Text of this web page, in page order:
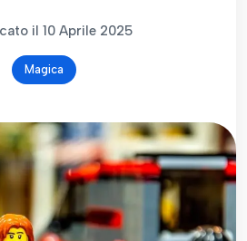
il 10 Aprile 2025
Magica